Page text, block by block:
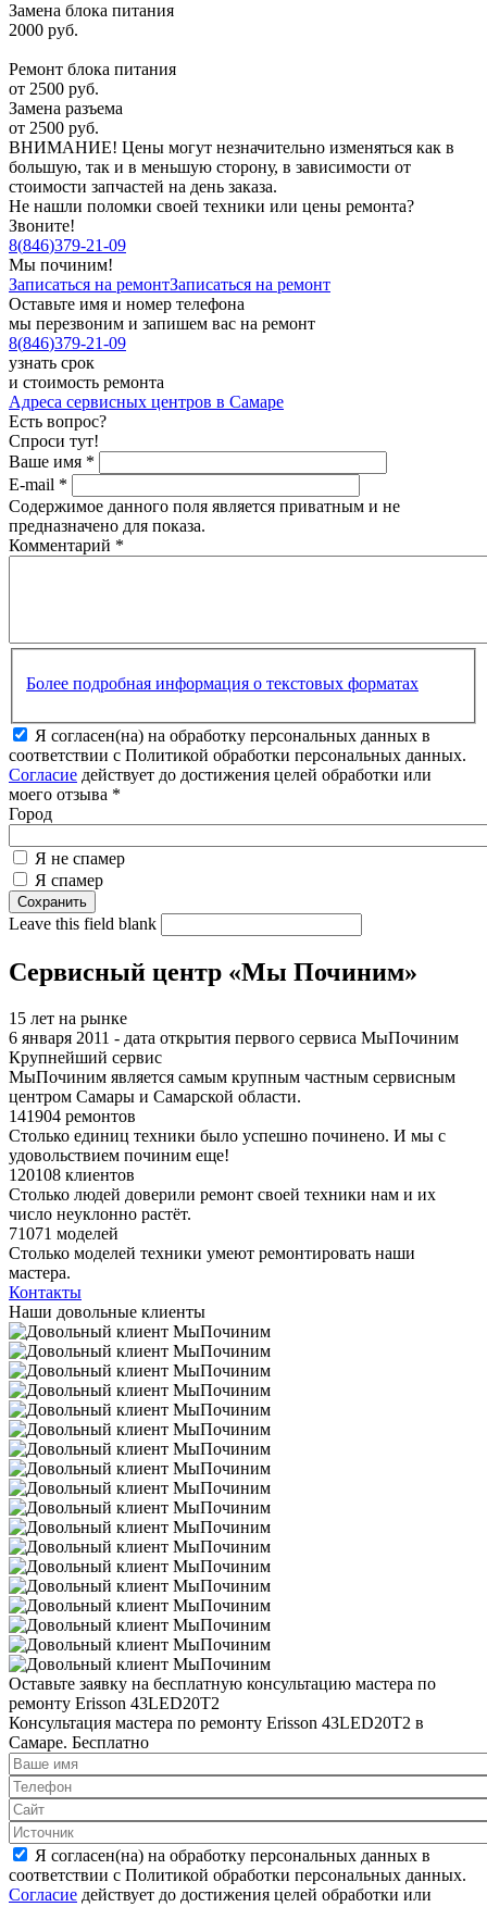
Замена блока питания
2000 руб.
Ремонт блока питания
от 2500 руб.
Замена разъема
от 2500 руб.
ВНИМАНИЕ! Цены могут незначительно изменяться как в
большую, так и в меньшую сторону, в зависимости от
стоимости запчастей на день заказа.
Не нашли поломки своей техники или цены ремонта?
Звоните!
8(846)379-21-09
Мы починим!
Записаться на ремонтЗаписаться на ремонт
Оставьте имя и номер телефона
мы перезвоним и запишем вас на ремонт
8(846)379-21-09
узнать срок
и стоимость ремонта
Адреса сервисных центров в Самаре
Есть вопрос?
Спроси тут!
Ваше имя *
E-mail *
Содержимое данного поля является приватным и не
предназначено для показа.
Комментарий *
Более подробная информация о текстовых форматах
Я согласен(на) на обработку персональных данных в
соответствии с Политикой обработки персональных данных.
Согласие действует до достижения целей обработки или
моего отзыва *
Город
Я не спамер
Я спамер
Leave this field blank
Сервисный центр «Мы Починим»
15 лет на рынке
6 января 2011 - дата открытия первого сервиса МыПочиним
Крупнейший сервис
МыПочиним является самым крупным частным сервисным
центром Самары и Самарской области.
141904 ремонтов
Столько единиц техники было успешно починено. И мы с
удовольствием починим еще!
120108 клиентов
Столько людей доверили ремонт своей техники нам и их
число неуклонно растёт.
71071 моделей
Столько моделей техники умеют ремонтировать наши
мастера.
Контакты
Наши довольные клиенты
Оставьте заявку на бесплатную консультацию мастера по
ремонту Erisson 43LED20T2
Консультация мастера по ремонту Erisson 43LED20T2 в
Самаре. Бесплатно
Я согласен(на) на обработку персональных данных в
соответствии с Политикой обработки персональных данных.
Согласие действует до достижения целей обработки или